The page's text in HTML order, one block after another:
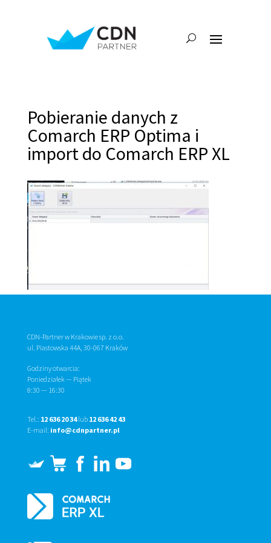
Pobieranie danych z
Comarch ERP Optima i
import do Comarch ERP XL
CDN-Partner w Krakowie sp. z o.o.
ul. Piastowska 44A, 30-067 Kraków
Godziny otwarcia:
Poniedziałek — Piątek
8:30 — 16:30
Tel.: 12 636 20 34 lub 12 636 42 43
E-mail: info@cdnpartner.pl